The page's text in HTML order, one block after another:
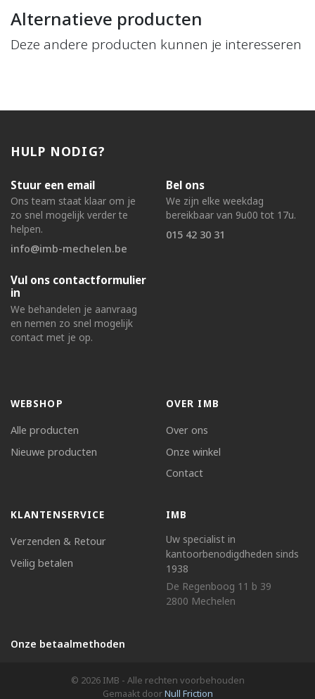
Alternatieve producten
Deze andere producten kunnen je interesseren
HULP NODIG?
Stuur een email
Ons team staat klaar om je
zo snel mogelijk verder te
helpen.
info@imb-mechelen.be
Bel ons
We zijn elke weekdag
bereikbaar van 9u00 tot 17u.
015 42 30 31
Vul ons contactformulier
in
We behandelen je aanvraag
en nemen zo snel mogelijk
contact met je op.
WEBSHOP
Alle producten
Nieuwe producten
OVER IMB
Over ons
Onze winkel
Contact
KLANTENSERVICE
Verzenden & Retour
Veilig betalen
IMB
Uw specialist in
kantoorbenodigdheden sinds
1938
De Regenboog 11 b 39
2800 Mechelen
Onze betaalmethoden
© 2026 IMB - Alle rechten voorbehouden
Gemaakt doorNull Friction